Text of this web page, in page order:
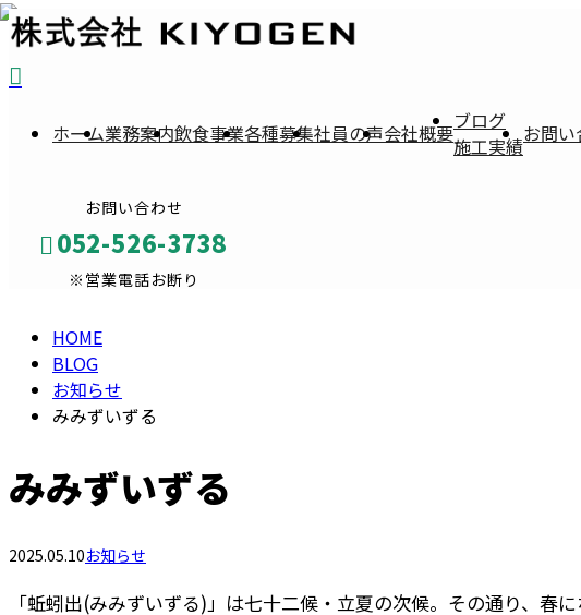
ホーム業務案内飲食事業各種募集社員の声会社概要ブログ
施工実績お問い
お問い合わせ
052-526-3738
※営業電話お断り
メールフォーム
BLOG
HOME
BLOG
お知らせ
みみずいずる
みみずいずる
2025.05.10お知らせ
「蚯蚓出(みみずいずる)」は七十二候・立夏の次候。その通り、春